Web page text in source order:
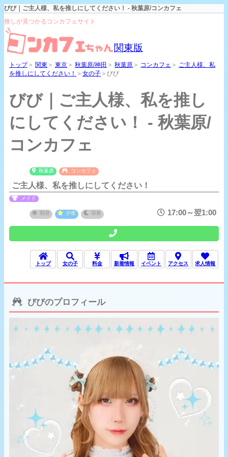
びび｜ご主人様、私を推しにしてください！ - 秋葉原/コンカフェ
推しが見つかるコンカフェサイト
関東版
トップ＞ 関東 ＞ 東京 ＞ 秋葉原/神田 ＞ 秋葉原 ＞ コンカフェ ＞ ご主人様、私
を推しにしてください！ ＞ 女の子 ＞びび
びび｜ご主人様、私を推し
にしてください！ - 秋葉原/
コンカフェ
秋葉原 コンカフェ
ご主人様、私を推しにしてください！
メイド
朝昼 夕夜 深夜 17:00～翌1:00
トップ 女の子 料金 新着情報 イベント アクセス 求人情報
びびのプロフィール